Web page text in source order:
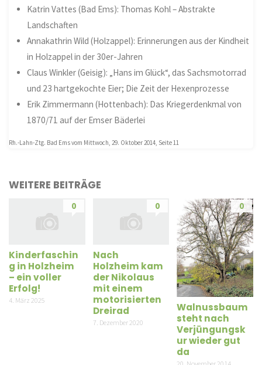
Katrin Vattes (Bad Ems): Thomas Kohl – Abstrakte
Landschaften
Annakathrin Wild (Holzappel): Erinnerungen aus der Kindheit
in Holzappel in der 30er-Jahren
Claus Winkler (Geisig): „Hans im Glück“, das Sachsmotorrad
und 23 hartgekochte Eier; Die Zeit der Hexenprozesse
Erik Zimmermann (Hottenbach): Das Kriegerdenkmal von
1870/71 auf der Emser Bäderlei
Rh.-Lahn-Ztg. Bad Ems vom Mittwoch, 29. Oktober 2014, Seite 11
WEITERE BEITRÄGE
0
Kinderfaschin
g in Holzheim
– ein voller
Erfolg!
4. März 2025
0
Nach
Holzheim kam
der Nikolaus
mit einem
motorisierten
Dreirad
7. Dezember 2020
0
Walnussbaum
steht nach
Verjüngungsk
ur wieder gut
da